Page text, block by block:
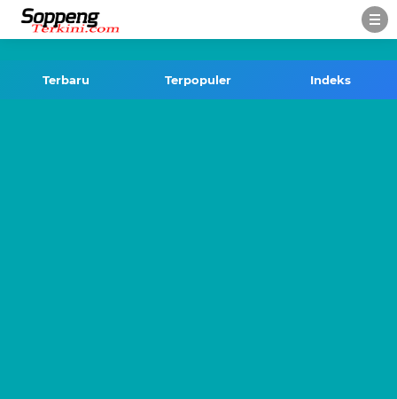
Terbaru Terpopuler Indeks